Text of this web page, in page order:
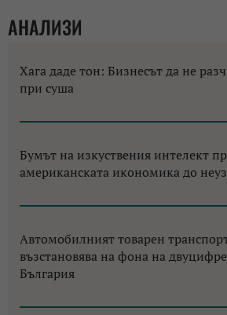
АНАЛИЗИ
Хага даде тон: Бизнесът да не
при суша
Бумът на изкуствения интелект
американската икономика до
Автомобилният товарен
възстановява на фона на
България